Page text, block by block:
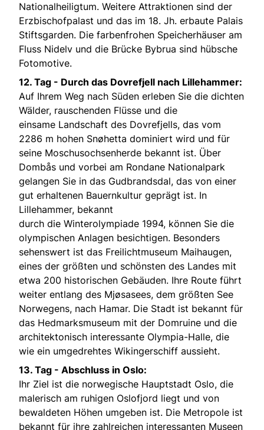
Nationalheiligtum. Weitere Attraktionen sind der
Erzbischofpalast und das im 18. Jh. erbaute Palais
Stiftsgarden. Die farbenfrohen Speicherhäuser am
Fluss Nidelv und die Brücke Bybrua sind hübsche
Fotomotive.
12. Tag - Durch das Dovrefjell nach Lillehammer:
Auf Ihrem Weg nach Süden erleben Sie die dichten
Wälder, rauschenden Flüsse und die
einsame Landschaft des Dovrefjells, das vom
2286 m hohen Snøhetta dominiert wird und für
seine Moschusochsenherde bekannt ist. Über
Dombås und vorbei am Rondane Nationalpark
gelangen Sie in das Gudbrandsdal, das von einer
gut erhaltenen Bauernkultur geprägt ist. In
Lillehammer, bekannt
durch die Winterolympiade 1994, können Sie die
olympischen Anlagen besichtigen. Besonders
sehenswert ist das Freilichtmuseum Maihaugen,
eines der größten und schönsten des Landes mit
etwa 200 historischen Gebäuden. Ihre Route führt
weiter entlang des Mjøsasees, dem größten See
Norwegens, nach Hamar. Die Stadt ist bekannt für
das Hedmarksmuseum mit der Domruine und die
architektonisch interessante Olympia-Halle, die
wie ein umgedrehtes Wikingerschiff aussieht.
13. Tag - Abschluss in Oslo:
Ihr Ziel ist die norwegische Hauptstadt Oslo, die
malerisch am ruhigen Oslofjord liegt und von
bewaldeten Höhen umgeben ist. Die Metropole ist
bekannt für ihre zahlreichen interessanten Museen